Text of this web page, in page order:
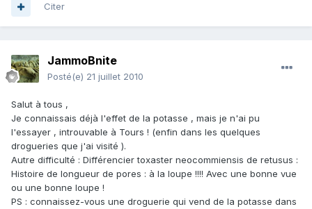
Citer
JammoBnite
Posté(e) 21 juillet 2010
Salut à tous ,
Je connaissais déjà l'effet de la potasse , mais je n'ai pu
l'essayer , introuvable à Tours ! (enfin dans les quelques
drogueries que j'ai visité ).
Autre difficulté : Différencier toxaster neocommiensis de retusus :
Histoire de longueur de pores : à la loupe !!!! Avec une bonne vue
ou une bonne loupe !
PS : connaissez-vous une droguerie qui vend de la potasse dans